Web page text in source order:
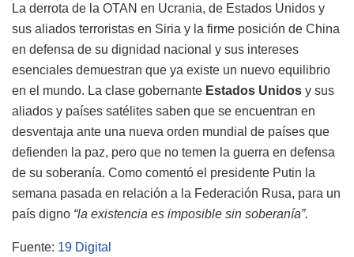
La derrota de la OTAN en Ucrania, de Estados Unidos y
sus aliados terroristas en Siria y la firme posición de China
en defensa de su dignidad nacional y sus intereses
esenciales demuestran que ya existe un nuevo equilibrio
en el mundo. La clase gobernante Estados Unidos y sus
aliados y países satélites saben que se encuentran en
desventaja ante una nueva orden mundial de países que
defienden la paz, pero que no temen la guerra en defensa
de su soberanía. Como comentó el presidente Putin la
semana pasada en relación a la Federación Rusa, para un
país digno “la existencia es imposible sin soberanía”.
Fuente: 19 Digital